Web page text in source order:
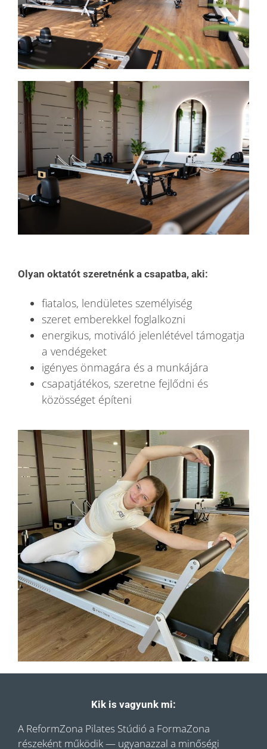
Olyan oktatót szeretnénk a csapatba, aki:
fiatalos, lendületes személyiség
szeret emberekkel foglalkozni
energikus, motiváló jelenlétével támogatja
a vendégeket
igényes önmagára és a munkájára
csapatjátékos, szeretne fejlődni és
közösséget építeni
Kik is vagyunk mi:
A ReformZona Pilates Stúdió a FormaZona
részeként működik — ugyanazzal a minőségi